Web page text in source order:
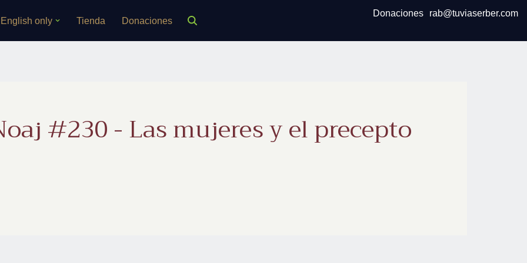
English only Tienda Donaciones
Donaciones rab@tuviaserber.com
#230 - Las mujeres y el precepto